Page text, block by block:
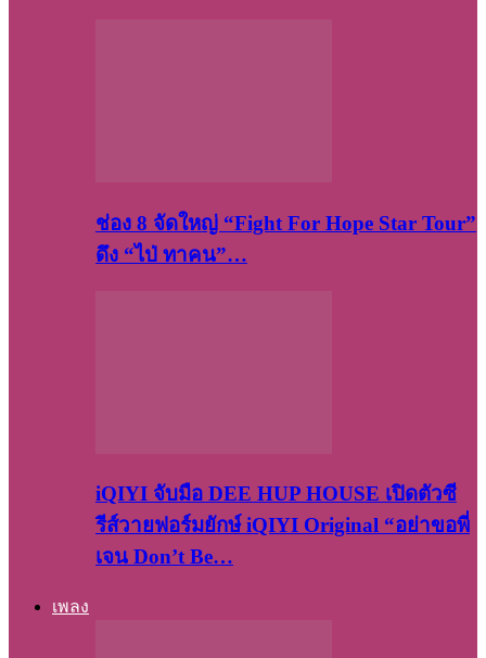
ช่อง 8 จัดใหญ่ “Fight For Hope Star Tour”
ดึง “ไป่ ทาคน”…
iQIYI จับมือ DEE HUP HOUSE เปิดตัวซี
รีส์วายฟอร์มยักษ์ iQIYI Original “อย่าขอพี่
เจน Don’t Be…
เพลง